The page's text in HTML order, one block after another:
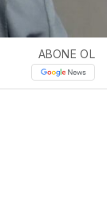
ABONE OL